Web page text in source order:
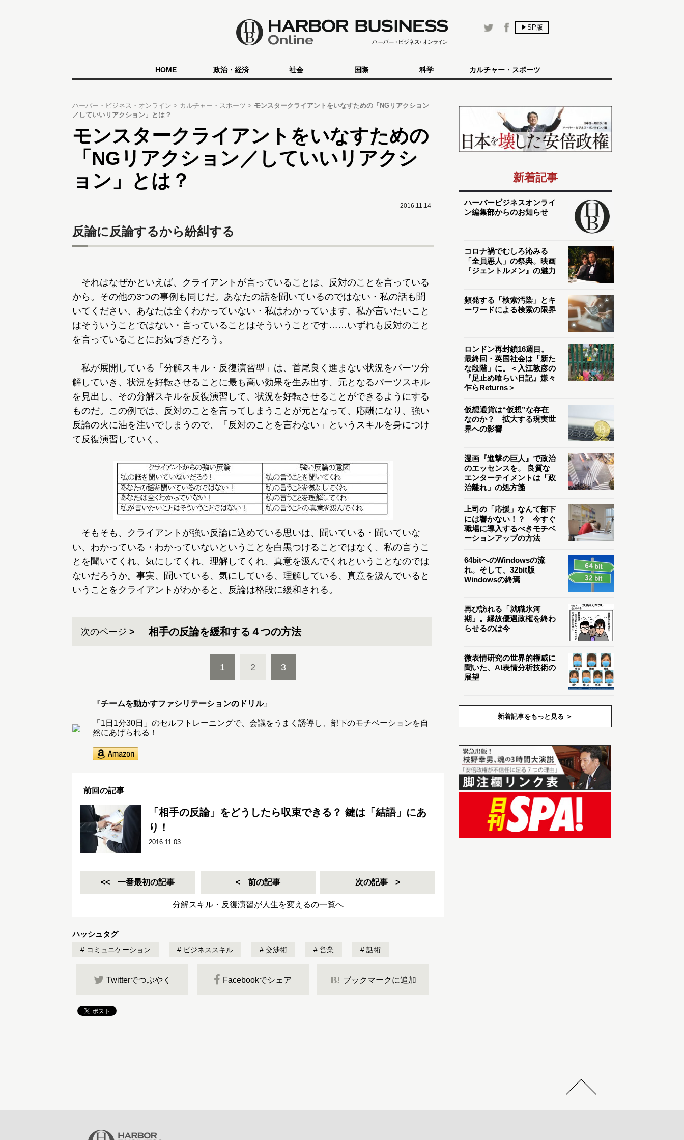
▶SP版
HOME 政治・経済 社会 国際 科学 カルチャー・スポーツ
ハーバー・ビジネス・オンライン カルチャー・スポーツ
モンスタークライアントをいなすための「NGリアクション
／していいリアクション」とは？
モンスタークライアントをいなすための
「NGリアクション／していいリアクシ
ョン」とは？
2016.11.14
反論に反論するから紛糾する
それはなぜかといえば、クライアントが言っていることは、反対のことを言っている
から。その他の3つの事例も同じだ。あなたの話を聞いているのではない・私の話も聞
いてください、あなたは全くわかっていない・私はわかっています、私が言いたいこと
はそういうことではない・言っていることはそういうことです……いずれも反対のこと
を言っていることにお気づきだろう。
私が展開している「分解スキル・反復演習型」は、首尾良く進まない状況をパーツ分
解していき、状況を好転させることに最も高い効果を生み出す、元となるパーツスキル
を見出し、その分解スキルを反復演習して、状況を好転させることができるようにする
ものだ。この例では、反対のことを言ってしまうことが元となって、応酬になり、強い
反論の火に油を注いでしまうので、「反対のことを言わない」というスキルを身につけ
て反復演習していく。
そもそも、クライアントが強い反論に込めている思いは、聞いている・聞いていな
い、わかっている・わかっていないということを白黒つけることではなく、私の言うこ
とを聞いてくれ、気にしてくれ、理解してくれ、真意を汲んでくれということなのでは
ないだろうか。事実、聞いている、気にしている、理解している、真意を汲んでいると
いうことをクライアントがわかると、反論は格段に緩和される。
次のページ 相手の反論を緩和する４つの方法
1 2 3
『チームを動かすファシリテーションのドリル』
「1日1分30日」のセルフトレーニングで、会議をうまく誘導し、部下のモチベーションを自
然にあげられる！
前回の記事
「相手の反論」をどうしたら収束できる？ 鍵は「結語」にあ
り！
2016.11.03
一番最初の記事 前の記事 次の記事
分解スキル・反復演習が人生を変えるの一覧へ
ハッシュタグ
コミュニケーション ビジネススキル 交渉術 営業 話術
Twitterでつぶやく Facebookでシェア B! ブックマークに追加
新着記事
ハーバービジネスオンライ
ン編集部からのお知らせ
コロナ禍でむしろ沁みる
「全員悪人」の祭典。映画
『ジェントルメン』の魅力
頻発する「検索汚染」とキ
ーワードによる検索の限界
ロンドン再封鎖16週目。
最終回・英国社会は「新た
な段階」に。＜入江敦彦の
『足止め喰らい日記』嫌々
乍らReturns＞
仮想通貨は“仮想”な存在
なのか？ 拡大する現実世
界への影響
漫画『進撃の巨人』で政治
のエッセンスを。 良質な
エンターテイメントは「政
治離れ」の処方箋
上司の「応援」なんて部下
には響かない！？ 今すぐ
職場に導入するべきモチベ
ーションアップの方法
64bitへのWindowsの流
れ。そして、32bit版
Windowsの終焉
再び訪れる「就職氷河
期」。縁故優遇政権を終わ
らせるのは今
微表情研究の世界的権威に
聞いた、AI表情分析技術の
展望
新着記事をもっと見る